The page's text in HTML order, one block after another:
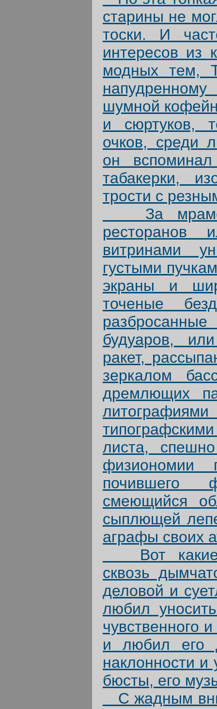
старины не
тоски. И
интересов из
модных тем,
шумной
и сюртуков,
очков, среди
он
табакерки,
трости с
За
ресторанов
витринами
густыми
экраны и
точеные
будуаров,
ракет,
зеркалом
дремлющих
листа,
физиономии
почившего
смеющийся
сыплющей
аграфы своих
Вот какие
сквозь
деловой и
любил
чувственного
и любил его
наклонности
бюсты, его
С жадным